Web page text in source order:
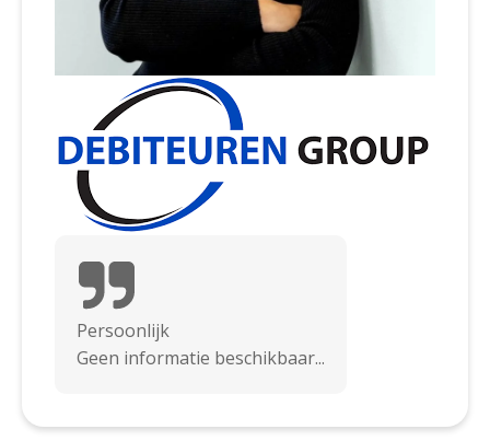
Persoonlijk
Geen informatie beschikbaar...